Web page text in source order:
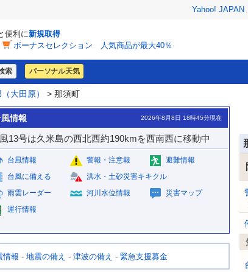
Yahoo! JAPAN
便利に新規取得
ボーナスセレクション 人気商品が最大40％
パーソナル天気
大田原） > 那須町
情報 2026年8月8日 18時45分現在
13号は久米島の西北西約190kmを西南西に移動中
台風情報 警報・注意報
避難情報
台風に備える
洪水・土砂災害キキクル
雨雲レーダー
河川水位情報
災害マップ
運行情報
情報 - 地震の備え - 津波の備え - 緊急支援募金